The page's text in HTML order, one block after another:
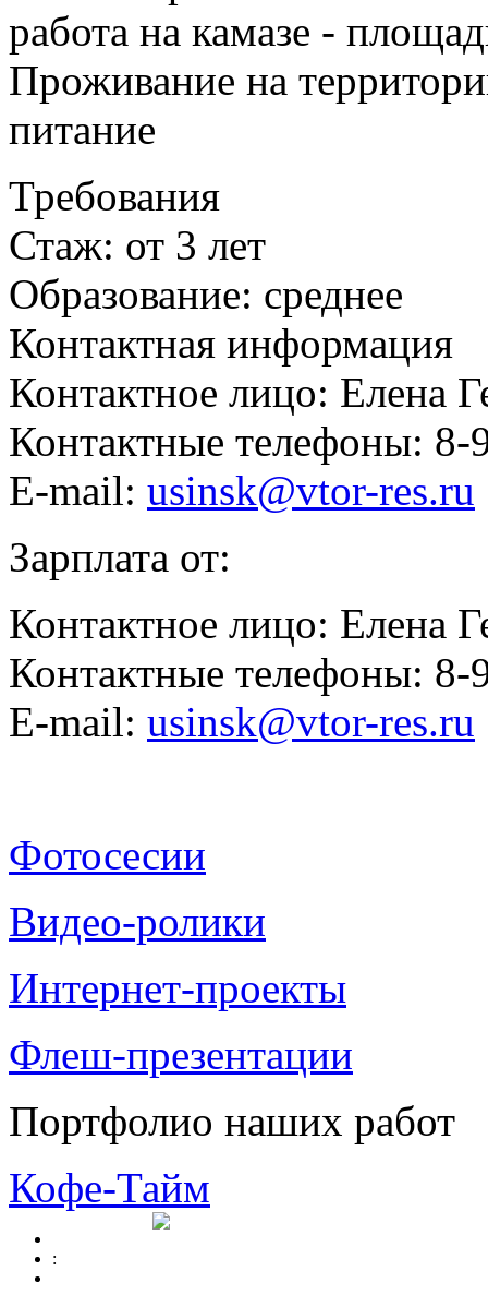
работа на камазе -
Проживание на
питание
Требования
Стаж: от 3 лет
Образование: среднее
Контактная информация
Контактное лицо: Елена
Контактные телефоны: 8-
E-mail: usinsk@vtor-res.ru
Зарплата от:
Контактное лицо: Елена
Контактные телефоны: 8-
E-mail: usinsk@vtor-res.ru
Фотосесии
Видео-ролики
Интернет-проекты
Флеш-презентации
Портфолио наших работ
Кофе-Тайм
: